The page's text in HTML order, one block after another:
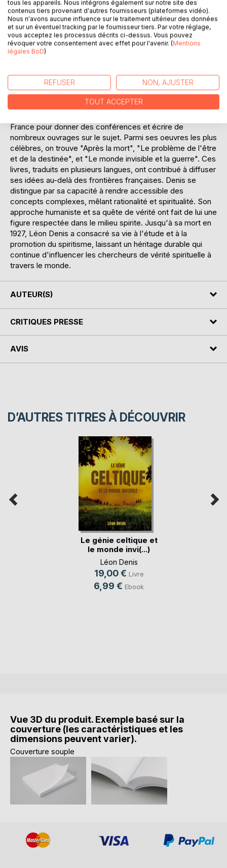
grands mystères de la vie et à trouver un sens à leur propre
existence.
L'AUTEUR :
Léon Denis, né le 1er janvier 1846 à Foug, en France, est
considéré comme l'un des principaux continuateurs de
l'oeuvre d'Allan Kardec. Issu d'un milieu modeste, Denis
développe très tôt un intérêt pour la philosophie et la
spiritualité, qui le conduit à découvrir le spiritisme. Il devient
France pour donner des conférences et écrire de
nombreux ouvrages sur le sujet. Parmi ses oeuvres les plus
célèbres, on trouve "Après la mort", "Le problème de l'être
et de la destinée", et "Le monde invisible et la guerre". Ces
livres, traduits en plusieurs langues, ont contribué à diffuser
ses idées au-delà des frontières françaises. Denis se
distingue par sa capacité à rendre accessible des
concepts complexes, mêlant rationalité et spiritualité. Son
approche humaniste et sa quête de vérité ont fait de lui une
figure respectée dans le milieu spirite. Jusqu'à sa mort en
1927, Léon Denis a consacré sa vie à l'étude et à la
promotion du spiritisme, laissant un héritage durable qui
continue d'influencer les chercheurs de vérité spirituelle à
travers le monde.
AUTEUR(S)
CRITIQUES PRESSE
AVIS
D’AUTRES TITRES À DÉCOUVRIR
Le génie celtique et
le monde invi(...)
Léon Denis
19,00 € Livre
6,99 € Ebook
Vue 3D du produit. Exemple basé sur la
couverture (les caractéristiques et les
dimensions peuvent varier).
Couverture souple
tous les appareils. Nous intégrons également sur notre site des
contenus tiers provenant d'autres fournisseurs (plateformes vidéo).
Nous n'avons aucune influence sur le traitement ultérieur des données
et sur un éventuel tracking par le fournisseur tiers. Par votre réglage,
vous acceptez les processus décrits ci-dessus. Vous pouvez
révoquer votre consentement avec effet pour l'avenir. (Mentions
légales BoD)
REFUSER NON, AJUSTER
TOUT ACCEPTER